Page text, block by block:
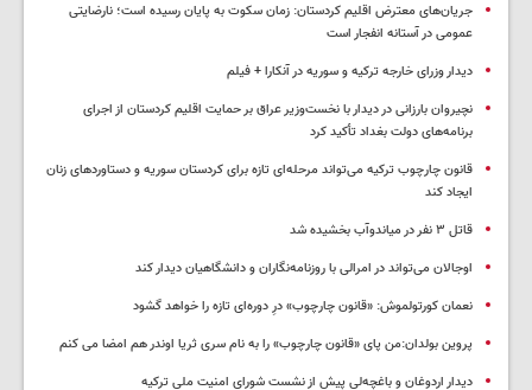
جریان‌های معترض اقلیم کردستان: زمان سکوت به پایان رسیده است؛ نارضایتی
عمومی در آستانه انفجار است
دیدار وزرای خارجه ترکیه و سوریه در آنکارا + فیلم
نچیروان بارزانی در دیدار با نخست‌وزیر عراق بر حمایت اقلیم کردستان از اجرای
برنامه‌های دولت بغداد تأکید کرد
قانون چارچوب ترکیه می‌تواند مرحله‌ای تازه برای کردستان سوریه و دستاوردهای زنان
ایجاد کند
قاتل ٣ نفر در میاندوآب بخشیده شد
اوجالان می‌تواند در امرالی با روزنامه‌نگاران و دانشگاهیان دیدار کند
نعمان کورتولموش: «قانون چارچوب» درِ دوره‌ای تازه را خواهد گشود
پروین بولدان:من پای «قانون چارچوب» را به نام سری ثریا اوندر هم امضا می کنم
دیدار اردوغان و باغچه‌لی پیش از نشست شورای امنیت ملی ترکیه